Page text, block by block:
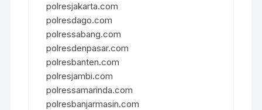
polresjakarta.com
polresdago.com
polressabang.com
polresdenpasar.com
polresbanten.com
polresjambi.com
polressamarinda.com
polresbanjarmasin.com